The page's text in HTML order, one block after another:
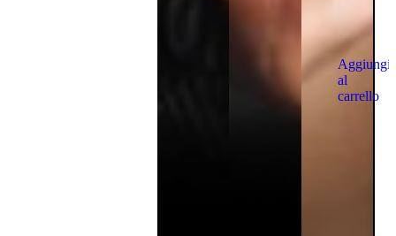
Aggiungi
al
carrello